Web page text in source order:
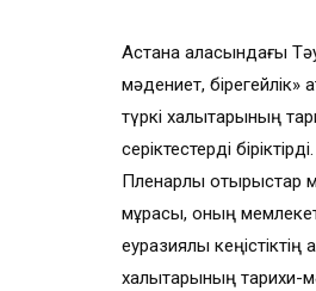
Астана қаласындағы
мәдениет, бірегейлік»
түркі халықтарының
серіктестерді біріктірді.
Пленарлық отырыстар
мұрасы, оның
еуразиялық
халықтарының тарихи-